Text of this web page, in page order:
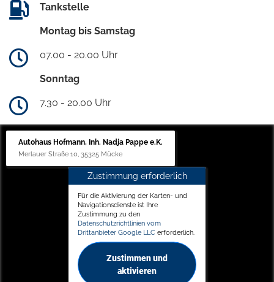
Tankstelle
Montag bis Samstag
07.00 - 20.00 Uhr
Sonntag
7.30 - 20.00 Uhr
Autohaus Hofmann, Inh. Nadja Pappe e.K.
Merlauer Straße 10, 35325 Mücke
Zustimmung erforderlich
Für die Aktivierung der Karten- und
Navigationsdienste ist Ihre
Zustimmung zu den
Datenschutzrichtlinien vom
Drittanbieter Google LLC erforderlich.
Zustimmen und
aktivieren